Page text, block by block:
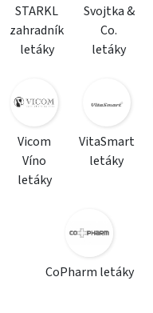
STARKL
zahradník
letáky
Svojtka &
Co.
letáky
Vicom
Víno
letáky
VitaSmart
letáky
CoPharm letáky